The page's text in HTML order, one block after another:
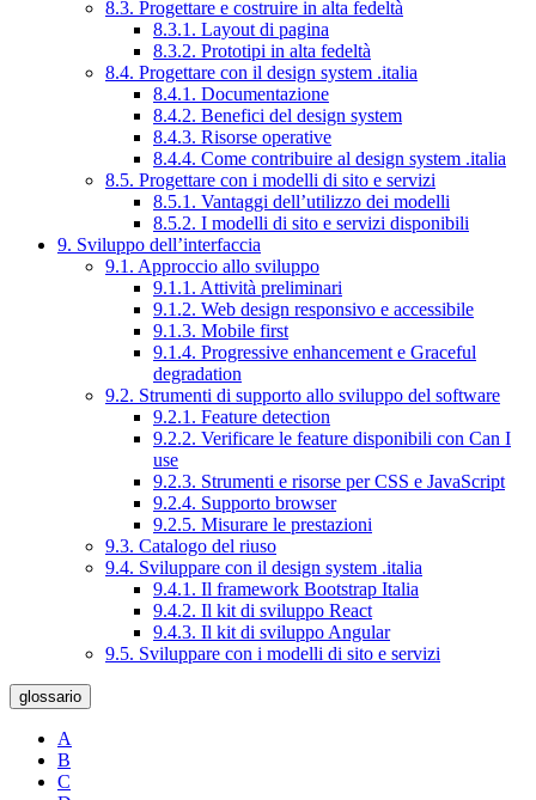
8.3. Progettare e costruire in alta fedeltà
8.3.1. Layout di pagina
8.3.2. Prototipi in alta fedeltà
8.4. Progettare con il design system .italia
8.4.1. Documentazione
8.4.2. Benefici del design system
8.4.3. Risorse operative
8.4.4. Come contribuire al design system .italia
8.5. Progettare con i modelli di sito e servizi
8.5.1. Vantaggi dell’utilizzo dei modelli
8.5.2. I modelli di sito e servizi disponibili
9. Sviluppo dell’interfaccia
9.1. Approccio allo sviluppo
9.1.1. Attività preliminari
9.1.2. Web design responsivo e accessibile
9.1.3. Mobile first
9.1.4. Progressive enhancement e Graceful
degradation
9.2. Strumenti di supporto allo sviluppo del software
9.2.1. Feature detection
9.2.2. Verificare le feature disponibili con Can I
use
9.2.3. Strumenti e risorse per CSS e JavaScript
9.2.4. Supporto browser
9.2.5. Misurare le prestazioni
9.3. Catalogo del riuso
9.4. Sviluppare con il design system .italia
9.4.1. Il framework Bootstrap Italia
9.4.2. Il kit di sviluppo React
9.4.3. Il kit di sviluppo Angular
9.5. Sviluppare con i modelli di sito e servizi
glossario
A
B
C